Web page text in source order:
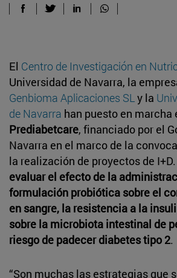
El Centro de Investigación en
Universidad de Navarra, la
Genbioma Aplicaciones SLy la
de Navarra han puesto en marcha
Prediabetcare, financiado por el
Navarra en el marco de la
la realización de proyectos de
evaluar el efecto de la
formulación probiótica sobre el
en sangre, la resistencia a la
sobre la microbiota intestinal de
riesgo de padecer diabetes tipo 2.
“Son muchas las estrategias que